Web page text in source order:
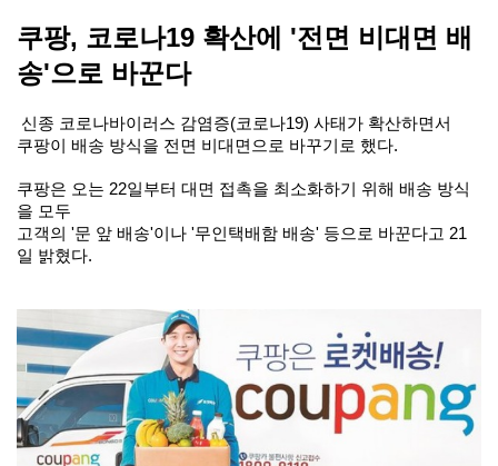
쿠팡, 코로나19 확산에 '전면 비대면 배
송'으로 바꾼다
신종 코로나바이러스 감염증(코로나19) 사태가 확산하면서
쿠팡이 배송 방식을 전면 비대면으로 바꾸기로 했다.
쿠팡은 오는 22일부터 대면 접촉을 최소화하기 위해 배송 방식
을 모두
고객의 '문 앞 배송'이나 '무인택배함 배송' 등으로 바꾼다고 21
일 밝혔다.